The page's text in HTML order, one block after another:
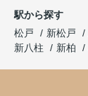
駅から探す
松戸
新松戸
新八柱
新柏